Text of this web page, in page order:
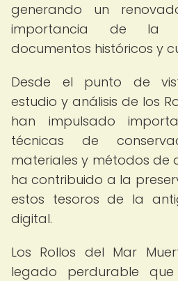
generando un
importancia de la
documentos históricos y
Desde el punto de
estudio y análisis de los
han impulsado
técnicas de
materiales y métodos de
ha contribuido a la
estos tesoros de la
digital.
Los Rollos del Mar
legado perdurable